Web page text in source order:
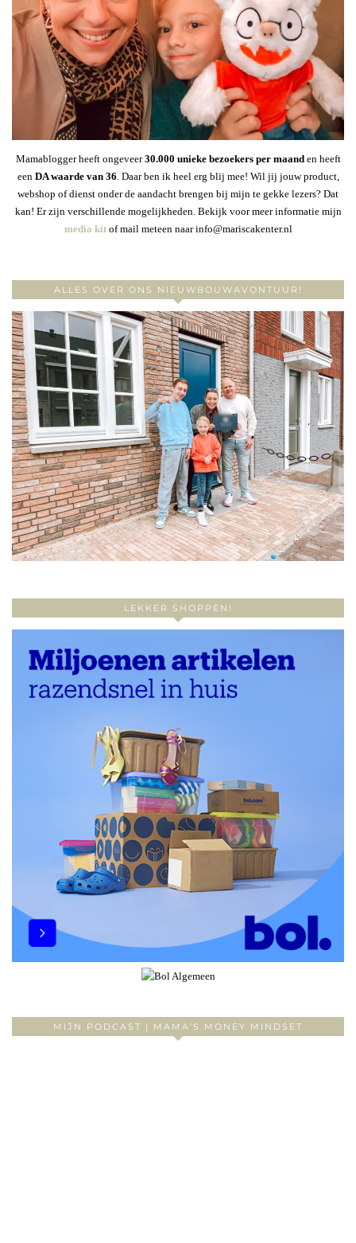
Mamablogger heeft ongeveer30.000 unieke bezoekers per maanden heeft
een DA waarde van 36. Daar ben ik heel erg blij mee! Wil jij jouw product,
webshop of dienst onder de aandacht brengen bij mijn te gekke lezers? Dat
kan! Er zijn verschillende mogelijkheden. Bekijk voor meer informatie mijn
media kitof mail meteen naar info@mariscakenter.nl
ALLES OVER ONS NIEUWBOUWAVONTUUR!
LEKKER SHOPPEN!
MIJN PODCAST | MAMA’S MONEY MINDSET